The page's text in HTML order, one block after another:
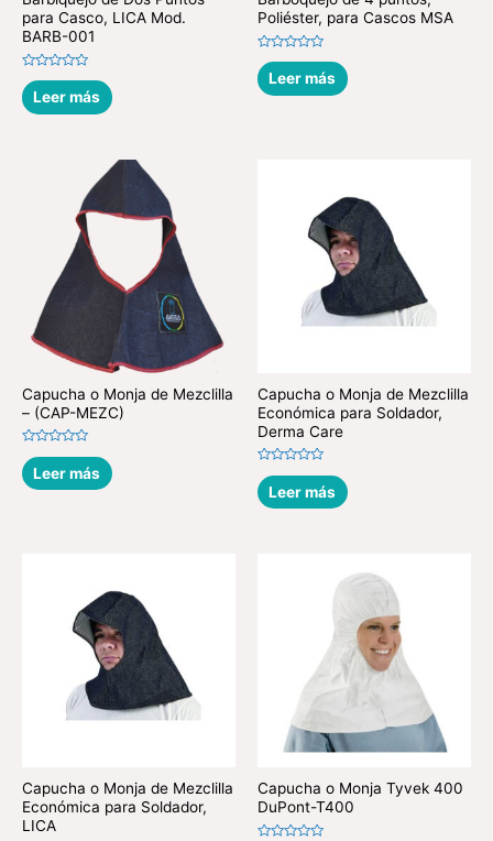
para Casco, LICA Mod.
BARB-001
Valorado
en
0
de
Leer más
Poliéster, para Cascos MSA
Valorado
en
0
de
Leer más
Capucha o Monja de Mezclilla
– (CAP-MEZC)
Valorado
en
0
de
Leer más
Capucha o Monja de Mezclilla
Económica para Soldador,
Derma Care
Valorado
en
0
de
Leer más
Capucha o Monja de Mezclilla
Económica para Soldador,
LICA
Capucha o Monja Tyvek 400
DuPont-T400